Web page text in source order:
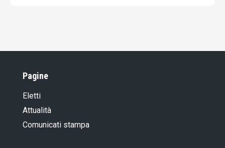
Pagine
Eletti
Attualità
Comunicati stampa